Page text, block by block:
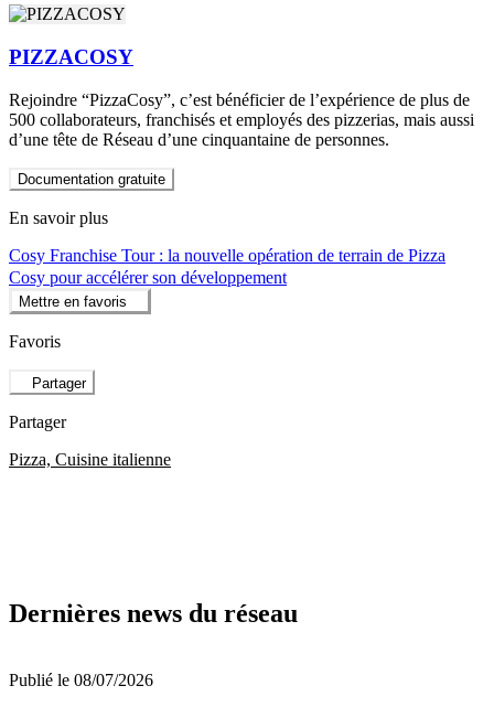
PIZZACOSY
Rejoindre “PizzaCosy”, c’est bénéficier de l’expérience de plus de
500 collaborateurs, franchisés et employés des pizzerias, mais aussi
d’une tête de Réseau d’une cinquantaine de personnes.
Documentation gratuite
En savoir plus
Cosy Franchise Tour : la nouvelle opération de terrain de Pizza
Cosy pour accélérer son développement
Mettre en favoris
Favoris
Partager
Partager
Pizza, Cuisine italienne
Dernières news du réseau
Publié le 08/07/2026